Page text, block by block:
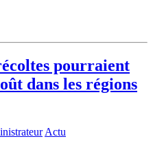
pourraient
dans les régions
Actu